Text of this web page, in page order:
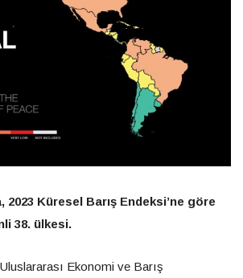
2023 Küresel Barış Endeksi’ne göre
38. ülkesi.
Ekonomi ve Barış